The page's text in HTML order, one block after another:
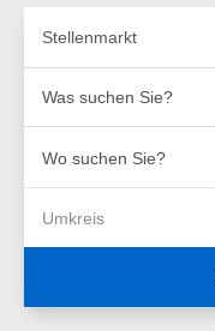
Stellenmarkt
suchen
Sie?
suchen
Umkreis